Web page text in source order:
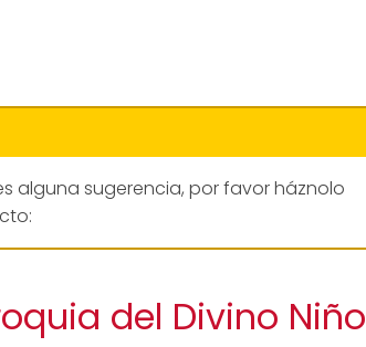
alguna sugerencia, por favor háznolo
del Divino Niño